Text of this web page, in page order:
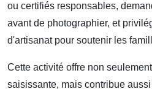
ou certifiés responsables,
avant de photographier, et
d'artisanat pour soutenir les
Cette activité offre non
saisissante, mais contribue